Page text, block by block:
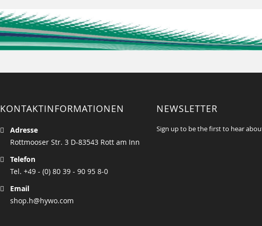
KONTAKTINFORMATIONEN
Adresse
Rottmooser Str. 3 D-83543 Rott am Inn
Telefon
Tel. +49 - (0) 80 39 - 90 95 8-0
Email
shop.h@hywo.com
NEWSLETTER
Sign up to be the first to hear